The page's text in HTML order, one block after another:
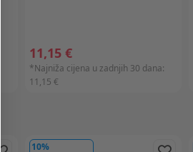
11,15 €
*Najniža cijena u zadnjih 30 dana:
11,15 €
10%